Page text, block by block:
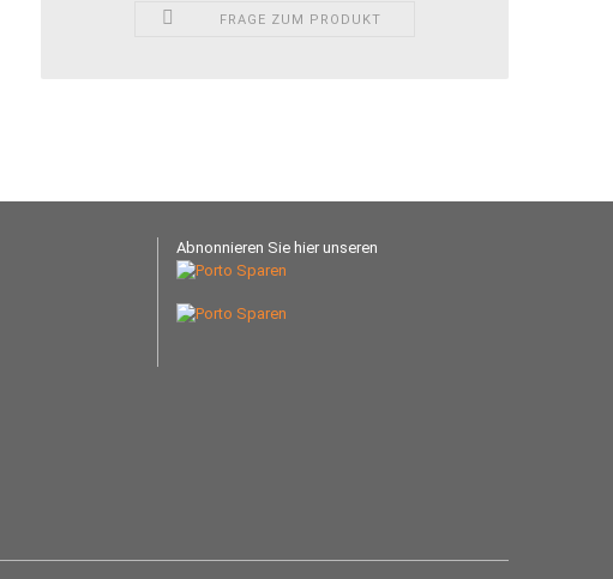
FRAGE ZUM PRODUKT
Abnonnieren Sie hier unseren